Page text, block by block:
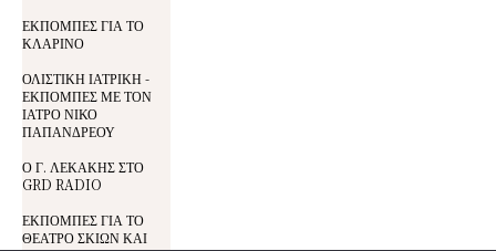
ΕΚΠΟΜΠΕΣ ΓΙΑ ΤΟ
ΚΛΑΡΙΝΟ
ΟΛΙΣΤΙΚΗ ΙΑΤΡΙΚΗ -
ΕΚΠΟΜΠΕΣ ΜΕ ΤΟΝ
ΙΑΤΡΟ ΝΙΚΟ
ΠΑΠΑΝΔΡΕΟΥ
Ο Γ. ΛΕΚΑΚΗΣ ΣΤΟ
GRD RADIO
ΕΚΠΟΜΠΕΣ ΓΙΑ ΤΟ
ΘΕΑΤΡΟ ΣΚΙΩΝ ΚΑΙ